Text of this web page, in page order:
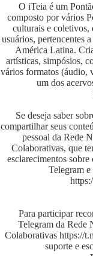
O iTeia é um
composto por vários
culturais e coletivos,
usuários, pertencentes
América Latina.
artísticas, simpósios,
vários formatos (áudio,
um dos
Se deseja saber
compartilhar seus
pessoal da Rede
Colaborativas, que
esclarecimentos
Telegram
Para participar
Telegram da Rede
Colaborativas https://
suporte e